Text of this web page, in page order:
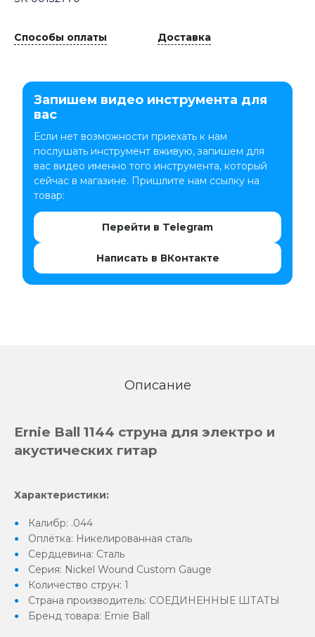
Способы оплаты Доставка
Запишем видео инструмента для
вас
Если нет возможности приехать к нам
послушать инструмент вживую, запишем для
вас видео именно того инструмента, который
сейчас в магазине. Пришлите нам ссылку на
товар:
Перейти в Telegram
Написать в ВКонтакте
Описание
Ernie Ball 1144 струна для электро и
акустических гитар
Характеристики:
Калибр: .044
Оплётка: Никелированная сталь
Сердцевина: Сталь
Серия: Nickel Wound Custom Gauge
Количество струн: 1
Страна производитель: СОЕДИНЕННЫЕ ШТАТЫ
Бренд товара: Ernie Ball